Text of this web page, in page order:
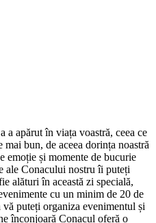
a apărut în viața voastră, ceea ce
bun, de aceea dorința noastră
emoție și momente de bucurie
ale Conacului nostru îi puteți
alături în această zi specială,
cu un minim de 20 de
puteți organiza evenimentul și
înconjoară Conacul oferă o